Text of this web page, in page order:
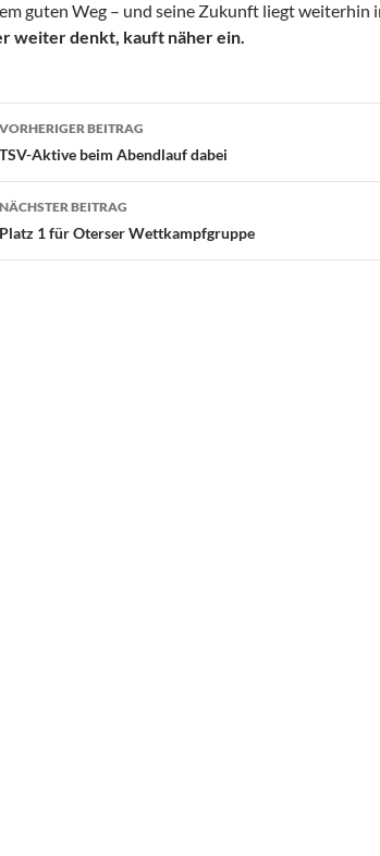
guten Weg – und seine Zukunft liegt weiterhin
weiter denkt, kauft näher ein.
Beitragsnavigation
VORHERIGER BEITRAG
TSV-Aktive beim Abendlauf dabei
NÄCHSTER BEITRAG
Platz 1 für Oterser Wettkampfgruppe